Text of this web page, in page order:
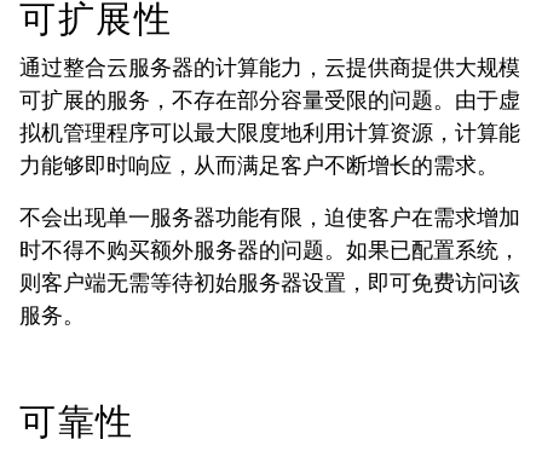
可扩展性
通过整合云服务器的计算能力，云提供商提供大规模
可扩展的服务，不存在部分容量受限的问题。由于虚
拟机管理程序可以最大限度地利用计算资源，计算能
力能够即时响应，从而满足客户不断增长的需求。
不会出现单一服务器功能有限，迫使客户在需求增加
时不得不购买额外服务器的问题。如果已配置系统，
则客户端无需等待初始服务器设置，即可免费访问该
服务。
可靠性